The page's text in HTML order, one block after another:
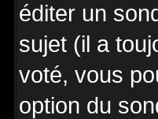
éditer un
sujet (il a
voté, vous
option du